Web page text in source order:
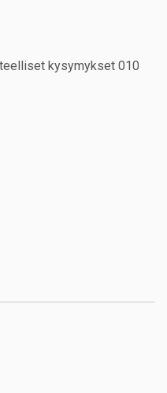
kysymykset 010